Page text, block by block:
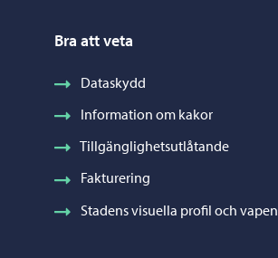
Bra att veta
Dataskydd
Information om kakor
Tillgänglighetsutlåtande
Fakturering
Stadens visuella profil och vapen